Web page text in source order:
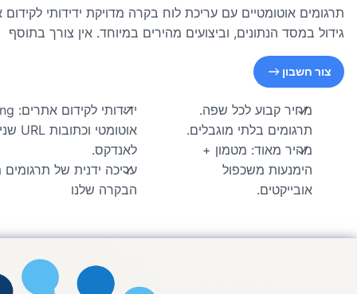
עם עריכת לוח בקרה מדויקת ידידותי לקידום אתרים, ללא
הנתונים, וביצועים מהירים במיוחד. אין צורך בתוסף
קבוע לכל שפה.
בלתי מוגבלים.
מאוד: מטמון +
משכפול
ידידותי לקידום אתרים: hreflang
אוטומטי וכתובות URL שניתן
עריכה ידנית של תרגומים מהלוח
הבקרה שלנו